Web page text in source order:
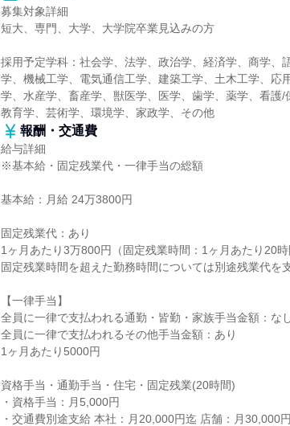
募集対象詳細
短大、専門、大学、大学院卒業見込みの方
採用予定学科：社会学、法学、政治学、経済学、商学、
学、機械工学、電気通信工学、建築工学、土木工学、応
学、水産学、畜産学、獣医学、医学、歯学、薬学、看護/
教育学、芸術学、環境学、家政学、その他
報酬・交通費
給与詳細
※基本給・固定残業代・一律手当の総額
基本給：月給 24万3800円
固定残業代：あり
1ヶ月あたり3万800円（固定残業時間：1ヶ月あたり20時
固定残業時間を超えた勤務時間については別途残業代を
【一律手当】
全員に一律で支払われる通勤・皆勤・家族手当金額：な
全員に一律で支払われるその他手当金額：あり
1ヶ月あたり5000円
資格手当・通勤手当・住宅・固定残業(20時間)
・資格手当：月5,000円
・交通費別途支給 本社：月20,000円迄 店舗：月30,000